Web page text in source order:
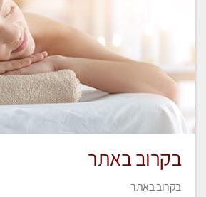
בקרוב באתר
בקרוב באתר